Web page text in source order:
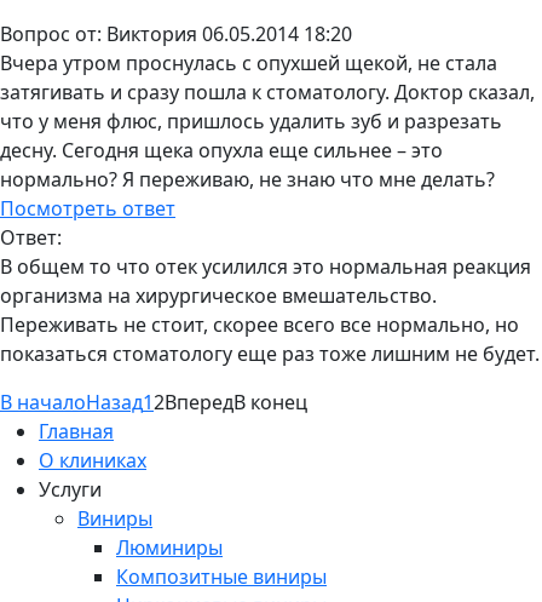
Вопрос от: Виктория 06.05.2014 18:20
Вчера утром проснулась с опухшей щекой, не стала
затягивать и сразу пошла к стоматологу. Доктор сказал,
что у меня флюс, пришлось удалить зуб и разрезать
десну. Сегодня щека опухла еще сильнее – это
нормально? Я переживаю, не знаю что мне делать?
Посмотреть ответ
Ответ:
В общем то что отек усилился это нормальная реакция
организма на хирургическое вмешательство.
Переживать не стоит, скорее всего все нормально, но
показаться стоматологу еще раз тоже лишним не будет.
В началоНазад12ВпередВ конец
Главная
О клиниках
Услуги
Виниры
Люминиры
Композитные виниры